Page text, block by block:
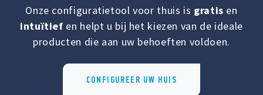
Onze configuratietool voor thuis is gratis en
intuïtief en helpt u bij het kiezen van de ideale
producten die aan uw behoeften voldoen.
CONFIGUREER UW HUIS